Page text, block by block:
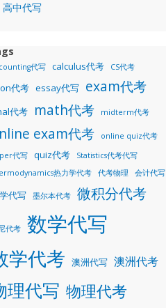
高中代写
代写 calculus代考 CS代考
代考 essay代写 exam代考
代考 math代考 midterm代考
exam代考
online quiz代考
代写
quiz代考
Statistics代考代写
热力学代考
代考物理 会计代写
代写 墨尔本代考 微积分代考
代考 数学代写
学代考 澳洲代写 澳洲代考
理代写 物理代考